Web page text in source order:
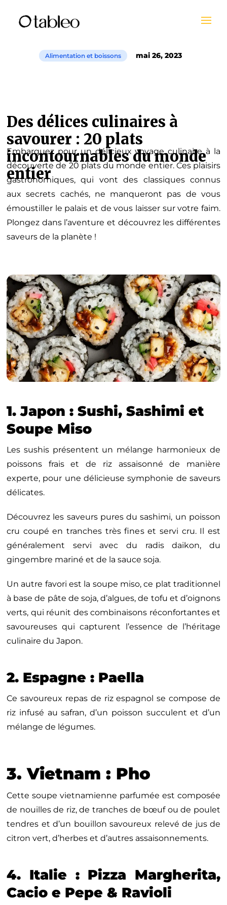
Alimentation et boissons mai 26, 2023
Des délices culinaires à
savourer : 20 plats
incontournables du monde
entier
Embarquez pour un délicieux voyage culinaire à la
découverte de 20 plats du monde entier. Ces plaisirs
gastronomiques, qui vont des classiques connus
aux secrets cachés, ne manqueront pas de vous
émoustiller le palais et de vous laisser sur votre faim.
Plongez dans l’aventure et découvrez les différentes
saveurs de la planète !
1. Japon : Sushi, Sashimi et
Soupe Miso
Les sushis présentent un mélange harmonieux de
poissons frais et de riz assaisonné de manière
experte, pour une délicieuse symphonie de saveurs
délicates.
Découvrez les saveurs pures du sashimi, un poisson
cru coupé en tranches très fines et servi cru. Il est
généralement servi avec du radis daikon, du
gingembre mariné et de la sauce soja.
Un autre favori est la soupe miso, ce plat traditionnel
à base de pâte de soja, d’algues, de tofu et d’oignons
verts, qui réunit des combinaisons réconfortantes et
savoureuses qui capturent l’essence de l’héritage
culinaire du Japon.
2. Espagne : Paella
Ce savoureux repas de riz espagnol se compose de
riz infusé au safran, d’un poisson succulent et d’un
mélange de légumes.
3. Vietnam : Pho
Cette soupe vietnamienne parfumée est composée
de nouilles de riz, de tranches de bœuf ou de poulet
tendres et d’un bouillon savoureux relevé de jus de
citron vert, d’herbes et d’autres assaisonnements.
4. Italie : Pizza Margherita,
Cacio e Pepe & Ravioli